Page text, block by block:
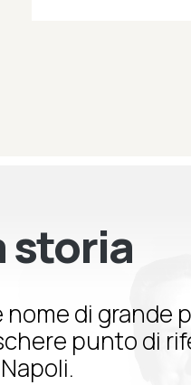
storia
nome di grande
punto di